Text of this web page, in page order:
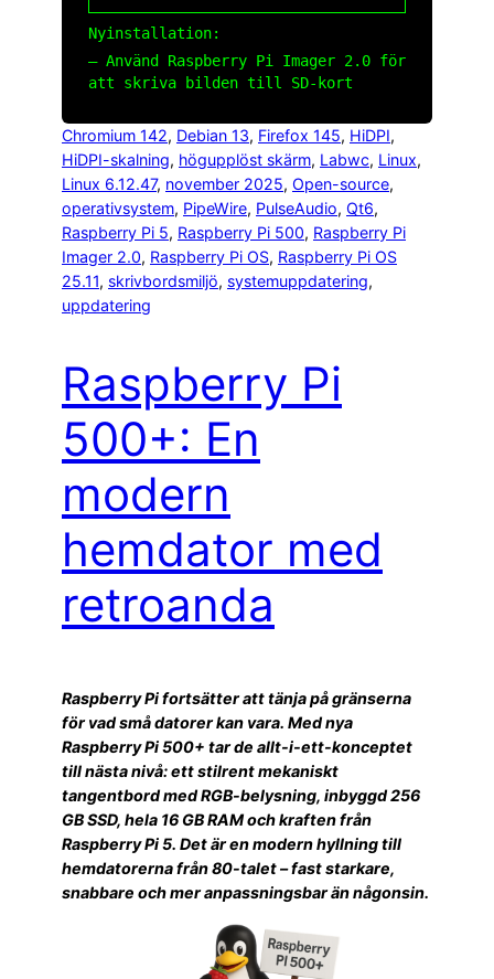
Nyinstallation:
– Använd Raspberry Pi Imager 2.0 för
att skriva bilden till SD-kort
Chromium 142, Debian 13, Firefox 145, HiDPI
HiDPI-skalning, högupplöst skärm, Labwc, Linux
Linux 6.12.47, november 2025, Open-source
operativsystem, PipeWire, PulseAudio, Qt6
Raspberry Pi 5, Raspberry Pi 500, Raspberry Pi
Imager 2.0, Raspberry Pi OS, Raspberry Pi OS
25.11, skrivbordsmiljö, systemuppdatering
uppdatering
Raspberry Pi
500+: En
modern
hemdator med
retroanda
Raspberry Pi fortsätter att tänja på gränserna
för vad små datorer kan vara. Med nya
Raspberry Pi 500+ tar de allt-i-ett-konceptet
till nästa nivå: ett stilrent mekaniskt
tangentbord med RGB-belysning, inbyggd 256
GB SSD, hela 16 GB RAM och kraften från
Raspberry Pi 5. Det är en modern hyllning till
hemdatorerna från 80-talet – fast starkare,
snabbare och mer anpassningsbar än någonsin.